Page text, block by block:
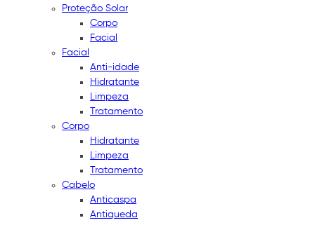
Proteção Solar
Corpo
Facial
Facial
Anti-idade
Hidratante
Limpeza
Tratamento
Corpo
Hidratante
Limpeza
Tratamento
Cabelo
Anticaspa
Antiqueda